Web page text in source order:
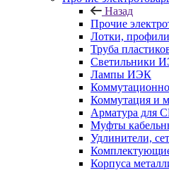
Назад
Прочие
Лотки,
Труба
Светильники
Лампы ИЭК
Коммутация и
Арматура для
Муфты
Удлинители,
Корпуса